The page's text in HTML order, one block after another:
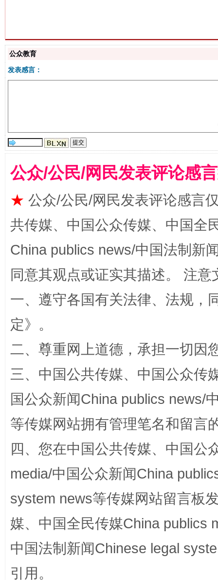
揭批美国五大"原罪" "炒
漫山遍野的桃花与雪山、麦地、白藏房
公众教育
发表感言：
公众/公民/网民发表评论感
★ 公众/公民/网民发表评论感言
共传媒、中国公众传媒、中国全
China publics news/中国法制新
同意其观点或证实其描述。 注
一、遵守各国有关法律、法规，
定》。
二、尊重网上道德，承担一切因
三、中国公共传媒、中国公众传
国公众新闻China publics news/
等传媒网站拥有管理笔名和留言
四、您在中国公共传媒、中国公
media/中国公众新闻China
system news等传媒网站留言板
媒、中国全民传媒China publics
中国法制新闻Chinese legal
引用。